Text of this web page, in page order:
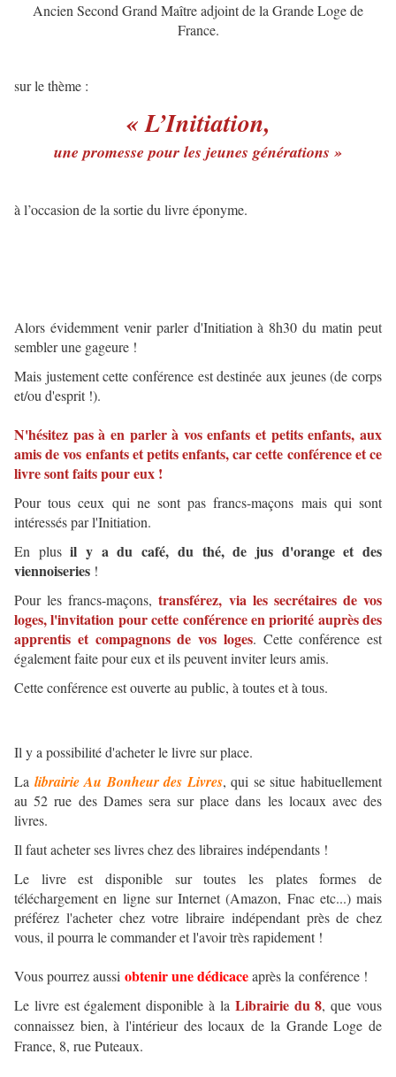
Ancien Second Grand Maître adjoint de la Grande Loge de
France.
sur le thème :
« L’Initiation,
une promesse pour les jeunes générations »
à l’occasion de la sortie du livre éponyme.
Alors évidemment venir parler d'Initiation à 8h30 du matin peut
sembler une gageure !
Mais justement cette conférence est destinée aux jeunes (de corps
et/ou d'esprit !).
N'hésitez pas à en parler à vos enfants et petits enfants, aux
amis de vos enfants et petits enfants, car cette conférence et ce
livre sont faits pour eux !
Pour tous ceux qui ne sont pas francs-maçons mais qui sont
intéressés par l'Initiation.
En plusil y a du café, du thé, de jus d'orange et des
viennoiseries !
Pour les francs-maçons, transférez, via les secrétaires de vos
loges, l'invitation pour cette conférence en priorité auprès des
apprentis et compagnons de vos loges. Cette conférence est
également faite pour eux et ils peuvent inviter leurs amis.
Cette conférence est ouverte au public, à toutes et à tous.
Il y a possibilité d'acheter le livre sur place.
La librairie Au Bonheur des Livres, qui se situe habituellement
au 52 rue des Dames sera sur place dans les locaux avec des
livres.
Il faut acheter ses livres chez des libraires indépendants !
Le livre est disponible sur toutes les plates formes de
téléchargement en ligne sur Internet (Amazon, Fnac etc...) mais
préférez l'acheter chez votre libraire indépendant près de chez
vous, il pourra le commander et l'avoir très rapidement !
Vous pourrez aussi obtenir une dédicaceaprès la conférence !
Le livre est également disponible à la Librairie du 8, que vous
connaissez bien, à l'intérieur des locaux de la Grande Loge de
France, 8, rue Puteaux.